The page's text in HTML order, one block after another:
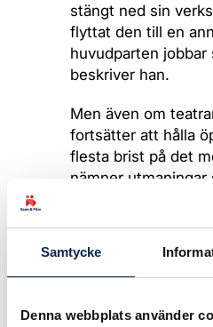
Samtycke
Denna webbplats använder
stängt ned sin
flyttat den till en
huvudparten jobbar
beskriver han.
Men även om
fortsätter att hålla
flesta brist på det
nämner
finansiering,
utomlands, logistik,
civilförsvar och